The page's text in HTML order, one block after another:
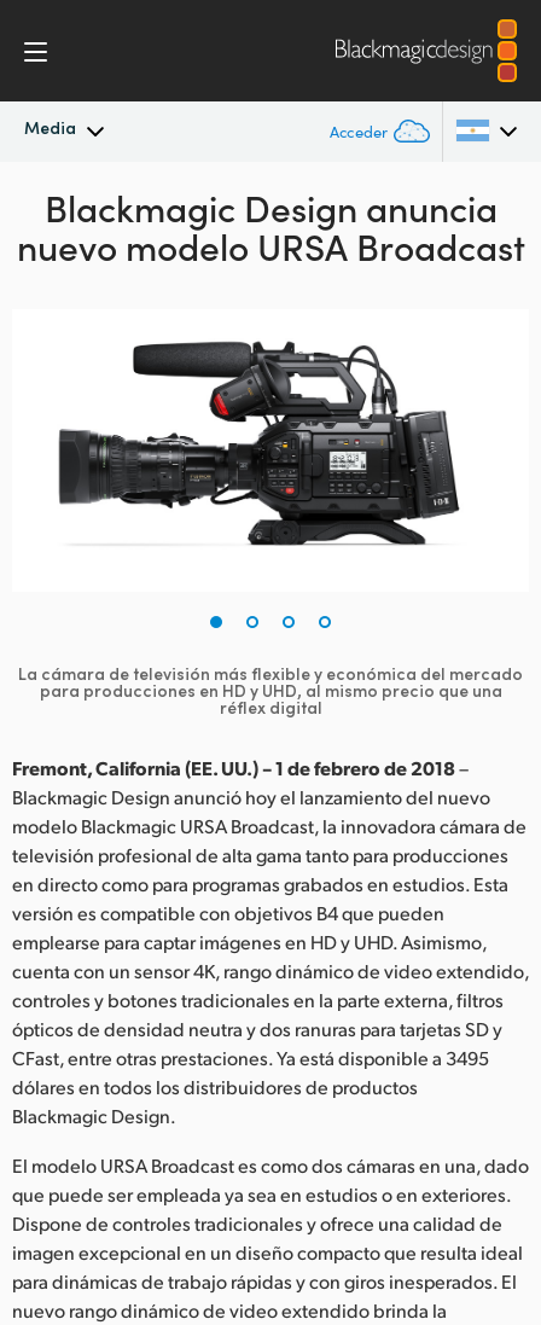
Media Acceder
Novedades
Archivo
Argentina
Australia
China
Denmark
Germany
Hong Kong SAR, China
India
Italy
Korea
Mexico
Malaysia
Netherlands
New Zealand
Poland
Portugal
Blackmagic Design anuncia
nuevo modelo URSA Broadcast
La cámara de televisión más flexible y económica del mercado
para producciones en HD y UHD, al mismo precio que una
réflex digital
Fremont, California (EE. UU.) – 1 de febrero de 2018–
Blackmagic Design anunció hoy el lanzamiento del nuevo
modelo Blackmagic URSA Broadcast, la innovadora cámara de
televisión profesional de alta gama tanto para producciones
en directo como para programas grabados en estudios. Esta
versión es compatible con objetivos B4 que pueden
emplearse para captar imágenes en HD y UHD. Asimismo,
cuenta con un sensor 4K, rango dinámico de video extendido,
controles y botones tradicionales en la parte externa, filtros
ópticos de densidad neutra y dos ranuras para tarjetas SD y
CFast, entre otras prestaciones. Ya está disponible a 3495
dólares en todos los distribuidores de productos
Blackmagic Design.
El modelo URSA Broadcast es como dos cámaras en una, dado
que puede ser empleada ya sea en estudios o en exteriores.
Dispone de controles tradicionales y ofrece una calidad de
imagen excepcional en un diseño compacto que resulta ideal
para dinámicas de trabajo rápidas y con giros inesperados. El
nuevo rango dinámico de video extendido brinda la